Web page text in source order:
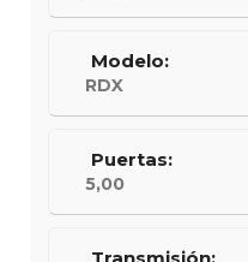
Modelo:
RDX
Puertas:
5,00